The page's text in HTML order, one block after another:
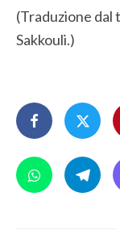
(Traduzione
Sakkouli.)